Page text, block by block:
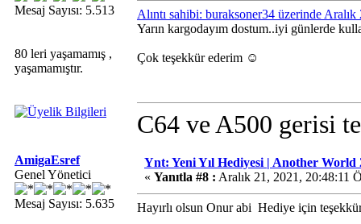
Mesaj Sayısı: 5.513
80 leri yaşamamış ,
yaşamamıştır.
Alıntı sahibi: buraksoner34 üzerinde
Yarın kargodayım dostum..iyi günlerde
Çok teşekkür ederim ☺️
C64 ve A500 gerisi
AmigaEsref
Genel Yönetici
Mesaj Sayısı: 5.635
Ynt: Yeni Yıl Hediyesi | Another World
« Yanıtla #8 : Aralık 21, 2021, 20:48:11
Hayırlı olsun Onur abi Hediye için